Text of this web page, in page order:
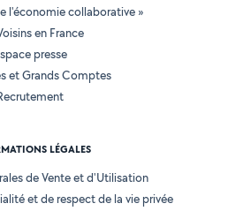
l'économie collaborative »
en France
presse
et Grands Comptes
LÉGALES
de Vente et d'Utilisation
et de respect de la vie privée